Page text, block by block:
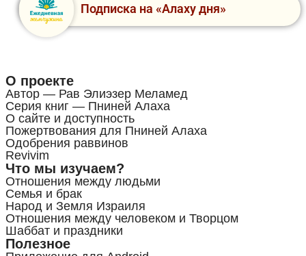
Подписка на «Алаху дня»
О проекте
Автор — Рав Элиэзер Меламед
Серия книг — Пниней Алаха
О сайте и доступность
Пожертвования для Пниней Алаха
Одобрения раввинов
Revivim
Что мы изучаем?
Отношения между людьми
Семья и брак
Народ и Земля Израиля
Отношения между человеком и Творцом
Шаббат и праздники
Полезное